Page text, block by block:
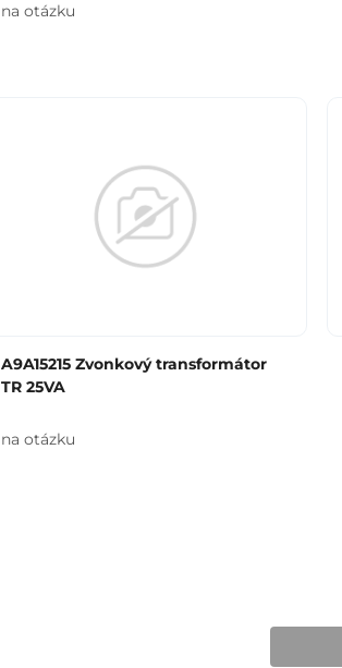
na otázku
A9A15215 Zvonkový transformátor
TR 25VA
na otázku